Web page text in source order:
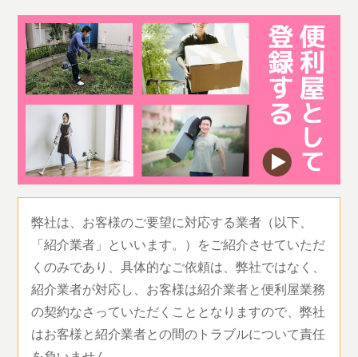
弊社は、お客様のご要望に対応する業者（以下、
「紹介業者」といいます。）をご紹介させていただ
くのみであり、具体的なご依頼は、弊社ではなく、
紹介業者が対応し、お客様は紹介業者と便利屋業務
の契約なさっていただくこととなりますので、弊社
はお客様と紹介業者との間のトラブルについて責任